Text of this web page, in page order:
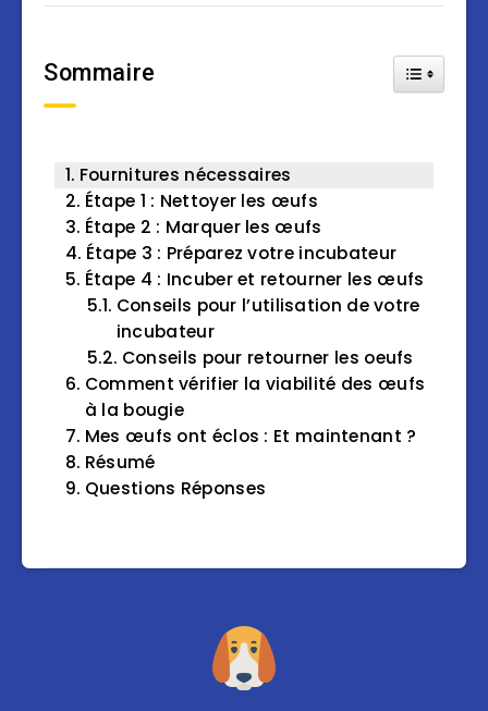
Sommaire Toggle
Fournitures nécessaires
Étape 1 : Nettoyer les œufs
Étape 2 : Marquer les œufs
Étape 3 : Préparez votre incubateur
Étape 4 : Incuber et retourner les œufs
Conseils pour l’utilisation de votre
incubateur
Conseils pour retourner les oeufs
Comment vérifier la viabilité des œufs
à la bougie
Mes œufs ont éclos : Et maintenant ?
Résumé
Questions Réponses